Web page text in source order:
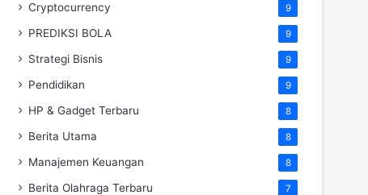
Cryptocurrency 9
PREDIKSI BOLA 9
Strategi Bisnis 9
Pendidikan 9
HP & Gadget Terbaru 8
Berita Utama 8
Manajemen Keuangan 8
Berita Olahraga Terbaru 7